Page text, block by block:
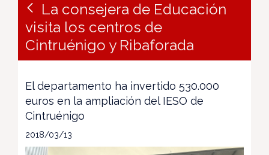
La consejera de Educación
visita los centros de
Cintruénigo y Ribaforada
El departamento ha invertido 530.000
euros en la ampliación del IESO de
Cintruénigo
2018/03/13